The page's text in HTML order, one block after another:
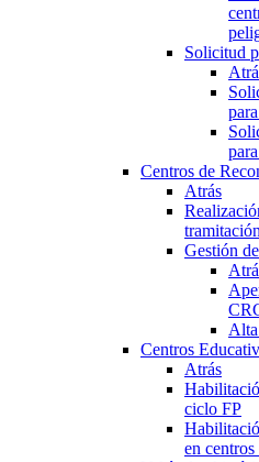
Solicitud
Centros de
Atrás
Gestión
Centros
Atrás
ciclo FP
en